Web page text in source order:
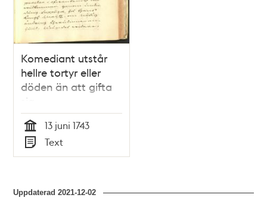
Komediant utstår
hellre tortyr eller
döden än att gifta
sig
Tid
13 juni 1743
Typ
Text
Uppdaterad2021-12-02